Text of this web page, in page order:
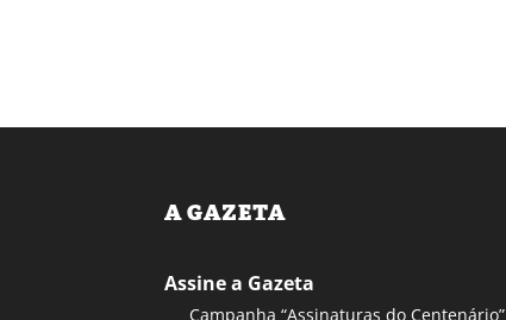
A GAZETA
Assine a Gazeta
Campanha “Assinaturas do Centenário”